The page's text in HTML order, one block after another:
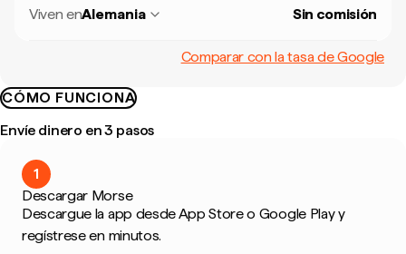
Viven enAlemania Sin comisión
Comparar con la tasa de Google
CÓMO FUNCIONA
Envíe dinero en 3 pasos
1
Descargar Morse
Descargue la app desde App Store o Google Play y
regístrese en minutos.